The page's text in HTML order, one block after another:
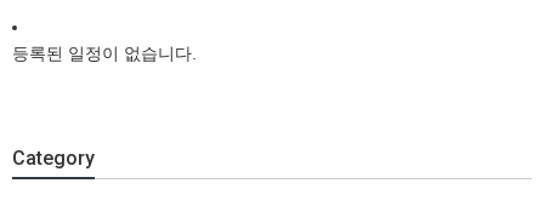
등록된 일정이 없습니다.
Category